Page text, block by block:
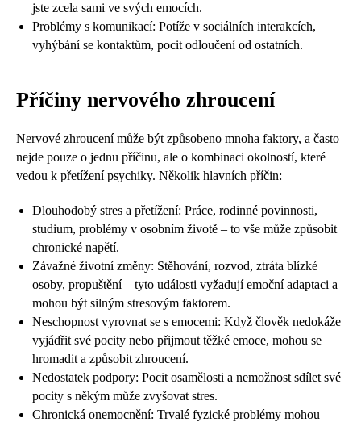
jste zcela sami ve svých emocích.
Problémy s komunikací: Potíže v sociálních interakcích,
vyhýbání se kontaktům, pocit odloučení od ostatních.
Příčiny nervového zhroucení
Nervové zhroucení může být způsobeno mnoha faktory, a často
nejde pouze o jednu příčinu, ale o kombinaci okolností, které
vedou k přetížení psychiky. Několik hlavních příčin:
Dlouhodobý stres a přetížení: Práce, rodinné povinnosti,
studium, problémy v osobním životě – to vše může způsobit
chronické napětí.
Závažné životní změny: Stěhování, rozvod, ztráta blízké
osoby, propuštění – tyto události vyžadují emoční adaptaci a
mohou být silným stresovým faktorem.
Neschopnost vyrovnat se s emocemi: Když člověk nedokáže
vyjádřit své pocity nebo přijmout těžké emoce, mohou se
hromadit a způsobit zhroucení.
Nedostatek podpory: Pocit osamělosti a nemožnost sdílet své
pocity s někým může zvyšovat stres.
Chronická onemocnění: Trvalé fyzické problémy mohou